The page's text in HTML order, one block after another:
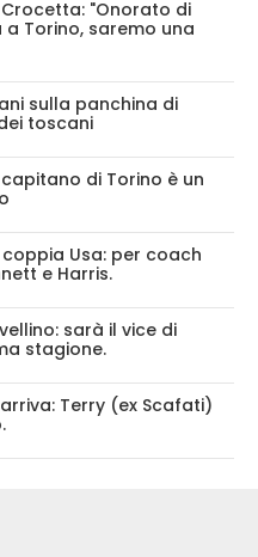
"Onorato di
Torino, saremo una
sulla panchina di
toscani
di Torino è un
Usa: per coach
e Harris.
sarà il vice di
stagione.
Terry (ex Scafati)